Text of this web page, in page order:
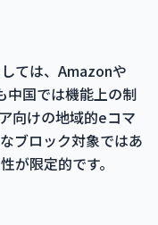
ては、Amazonや
中国では機能上の制
向けの地域的eコマ
ブロック対象ではあ
が限定的です。